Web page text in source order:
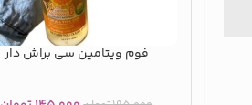
فوم ویتامین سی براش دار